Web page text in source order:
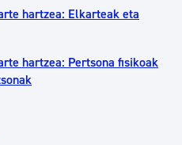
hartzea: Elkarteak eta
hartzea: Pertsona fisikoak